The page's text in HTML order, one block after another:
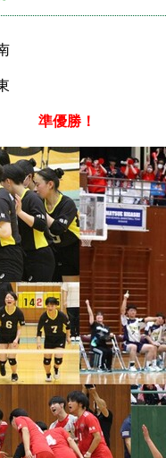
津 準優勝！